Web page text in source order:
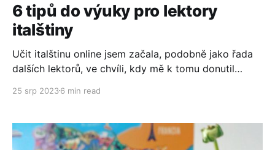
6 tipů do výuky pro lektory
italštiny
Učit italštinu online jsem začala, podobně jako řada
dalších lektorů, ve chvíli, kdy mě k tomu donutil
svých oblíbených zdrojů, které ráda na lekcích
25 srp 20236 min read